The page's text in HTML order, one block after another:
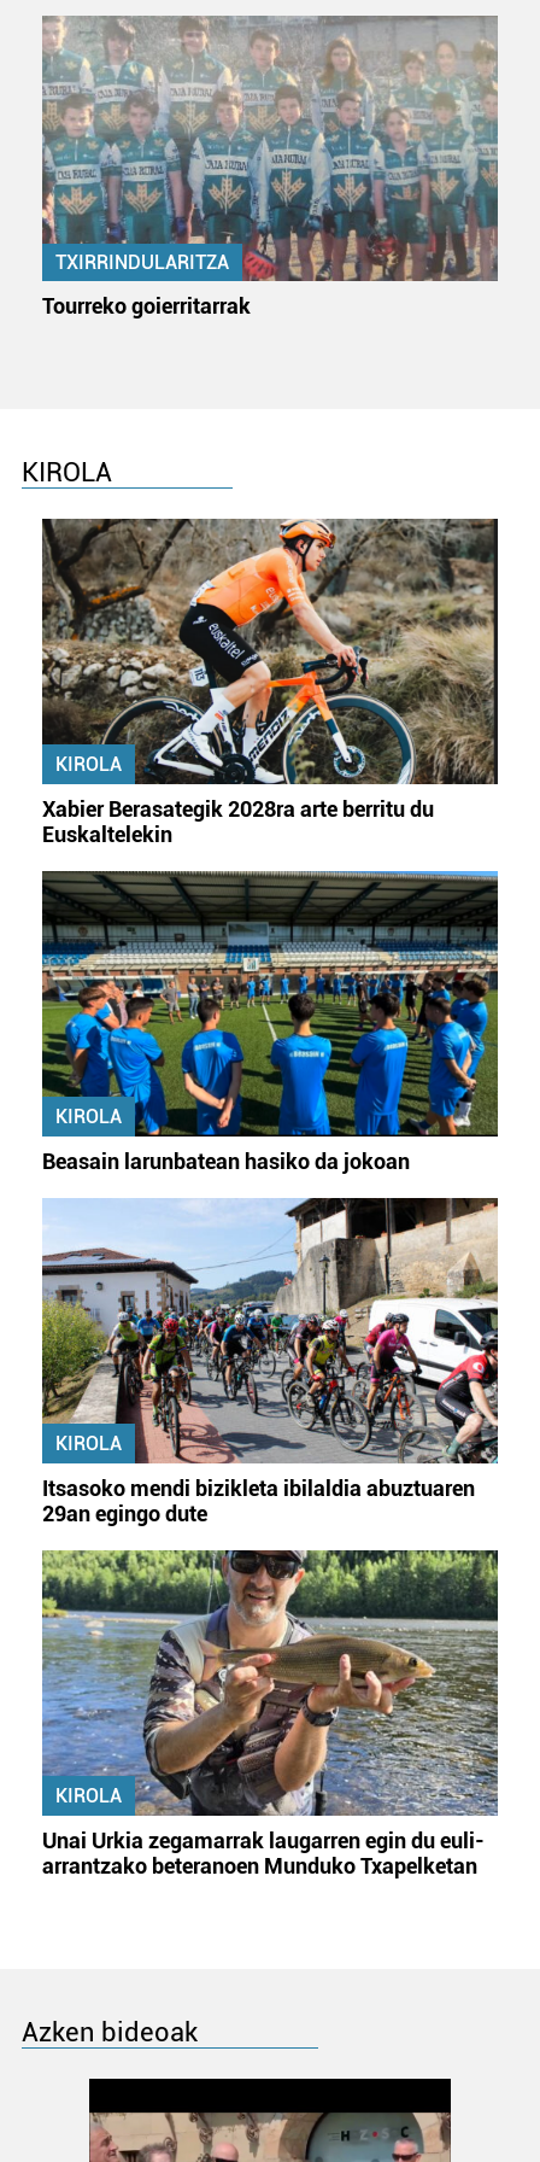
fitxategiak erabiltzen ditu. Zure esperientzia eta
zerbitzuak hobetzeko asmoz, cookie teknologiaz
baliatzen gara. Ohar hau onartuz gero, teknologia hori
erabiltzeko baimen esplizitua ematen diguzu.
Gehiago
irakurri
TXIRRINDULARITZA
Tourreko goierritarrak
KIROLA
KIROLA
Xabier Berasategik 2028ra arte berritu du
Euskaltelekin
KIROLA
Beasain larunbatean hasiko da jokoan
KIROLA
Itsasoko mendi bizikleta ibilaldia abuztuaren
29an egingo dute
KIROLA
Unai Urkia zegamarrak laugarren egin du euli-
arrantzako beteranoen Munduko Txapelketan
Azken bideoak